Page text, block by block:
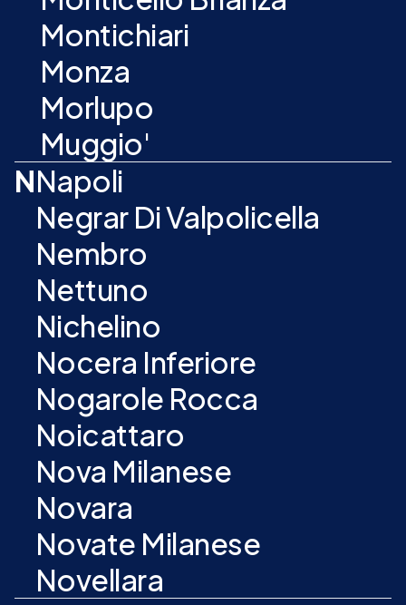
Montichiari
Monza
Morlupo
Muggio'
NNapoli
Negrar Di Valpolicella
Nembro
Nettuno
Nichelino
Nocera Inferiore
Nogarole Rocca
Noicattaro
Nova Milanese
Novara
Novate Milanese
Novellara